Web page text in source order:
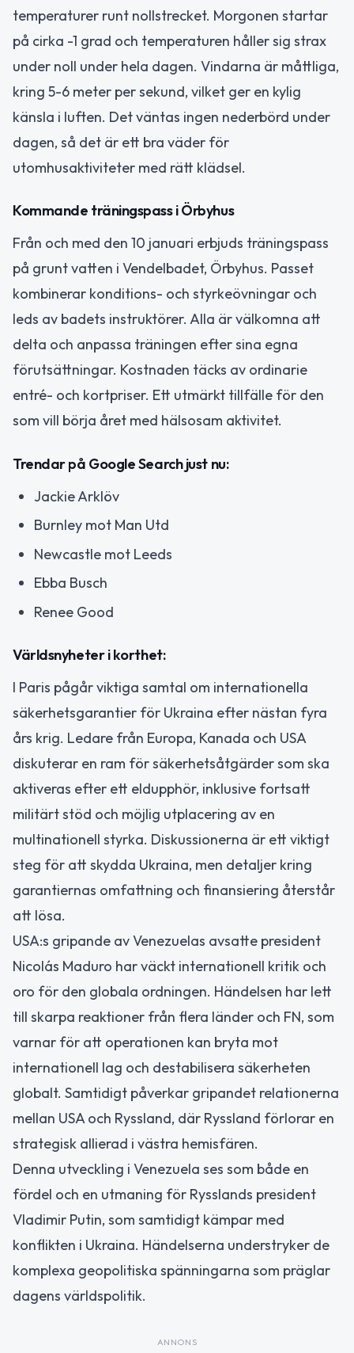
temperaturer runt nollstrecket. Morgonen startar
på cirka -1 grad och temperaturen håller sig strax
under noll under hela dagen. Vindarna är måttliga,
kring 5-6 meter per sekund, vilket ger en kylig
känsla i luften. Det väntas ingen nederbörd under
dagen, så det är ett bra väder för
utomhusaktiviteter med rätt klädsel.
Kommande träningspass i Örbyhus
Från och med den 10 januari erbjuds träningspass
på grunt vatten i Vendelbadet, Örbyhus. Passet
kombinerar konditions- och styrkeövningar och
leds av badets instruktörer. Alla är välkomna att
delta och anpassa träningen efter sina egna
förutsättningar. Kostnaden täcks av ordinarie
entré- och kortpriser. Ett utmärkt tillfälle för den
som vill börja året med hälsosam aktivitet.
Trendar på Google Search just nu:
Jackie Arklöv
Burnley mot Man Utd
Newcastle mot Leeds
Ebba Busch
Renee Good
Världsnyheter i korthet:
I Paris pågår viktiga samtal om internationella
säkerhetsgarantier för Ukraina efter nästan fyra
års krig. Ledare från Europa, Kanada och USA
diskuterar en ram för säkerhetsåtgärder som ska
aktiveras efter ett eldupphör, inklusive fortsatt
militärt stöd och möjlig utplacering av en
multinationell styrka. Diskussionerna är ett viktigt
steg för att skydda Ukraina, men detaljer kring
garantiernas omfattning och finansiering återstår
att lösa.
USA:s gripande av Venezuelas avsatte president
Nicolás Maduro har väckt internationell kritik och
oro för den globala ordningen. Händelsen har lett
till skarpa reaktioner från flera länder och FN, som
varnar för att operationen kan bryta mot
internationell lag och destabilisera säkerheten
globalt. Samtidigt påverkar gripandet relationerna
mellan USA och Ryssland, där Ryssland förlorar en
strategisk allierad i västra hemisfären.
Denna utveckling i Venezuela ses som både en
fördel och en utmaning för Rysslands president
Vladimir Putin, som samtidigt kämpar med
konflikten i Ukraina. Händelserna understryker de
komplexa geopolitiska spänningarna som präglar
dagens världspolitik.
ANNONS